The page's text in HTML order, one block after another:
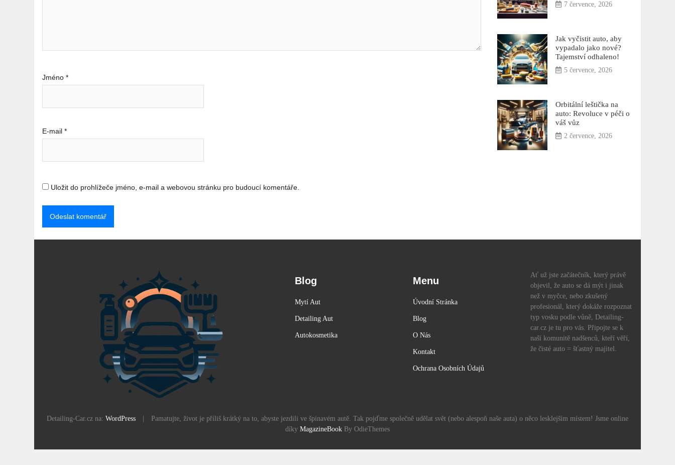
Jméno*
E-mail*
Uložit do prohlížeče jméno, e-mail a webovou stránku pro budoucí komentáře.
7 července, 2026
Jak vyčistit auto, aby
vypadalo jako nové?
Tajemství odhaleno!
5 července, 2026
Orbitální leštička na
auto: Revoluce v péči o
váš vůz
2 července, 2026
Blog
Mytí Aut
Detailing Aut
Autokosmetika
Menu
Úvodní Stránka
Blog
O Nás
Kontakt
Ochrana Osobních Údajů
Ať už jste začátečník, který právě
objevil, že auto se dá mýt i jinak
než v myčce, nebo zkušený
profesionál, který dokáže rozpoznat
typ vosku podle vůně, Detailing-
car.cz je tu pro vás. Připojte se k
naší komunitě nadšenců, kteří věří,
že čisté auto = šťastný majitel.
Detailing-Car.cz na: WordPress |
Pamatujte, život je příliš krátký na to, abyste jezdili ve špinavém autě. Tak pojďme společně udělat svět (nebo alespoň naše auta) o něco lesklejším místem! Jsme online
díky MagazineBook By OdieThemes